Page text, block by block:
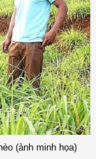
(ảnh minh họa)